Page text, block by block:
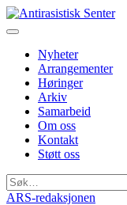
Nyheter
Arrangementer
Høringer
Arkiv
Samarbeid
Om oss
Kontakt
Støtt oss
Søk
etter:
ARS-redaksjonen